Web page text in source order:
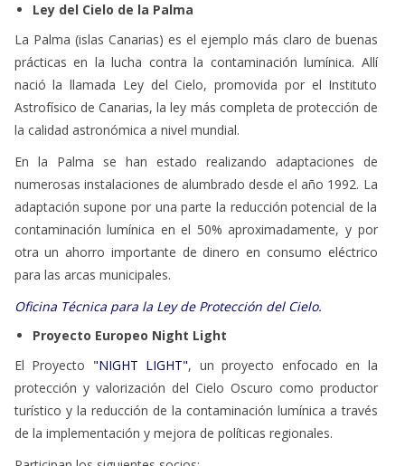
Ley del Cielo de la Palma
La Palma (islas Canarias) es el ejemplo más claro de buenas
prácticas en la lucha contra la contaminación lumínica. Allí
nació la llamada Ley del Cielo, promovida por el Instituto
Astrofísico de Canarias, la ley más completa de protección de
En la Palma se han estado realizando adaptaciones de
adaptación supone por una parte la reducción potencial de la
contaminación lumínica en el 50% aproximadamente, y por
otra un ahorro importante de dinero en consumo eléctrico
para las arcas municipales.
Oficina Técnica para la Ley de Protección del Cielo.
Proyecto Europeo Night Light
El Proyecto
, un proyecto enfocado en la
protección y valorización del Cielo Oscuro como productor
turístico y la reducción de la contaminación lumínica a través
de la implementación y mejora de políticas regionales.